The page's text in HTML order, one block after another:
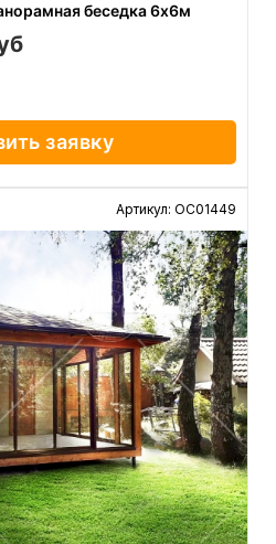
беседка 6х6м
заявку
Артикул: ОС01449